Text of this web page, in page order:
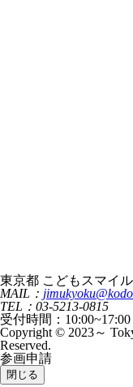
東京都 こどもスマイ
MAIL：
TEL：03-5213-0815
受付時間：
Copyright © 2023～
Reserved.
参画申請
閉じる